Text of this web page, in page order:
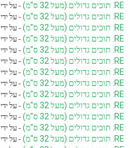
RE: תוכים גדולים (מעל 32 ס"מ) - על ידי
RE: תוכים גדולים (מעל 32 ס"מ) - על ידי
RE: תוכים גדולים (מעל 32 ס"מ) - על ידי
RE: תוכים גדולים (מעל 32 ס"מ) - על ידי
RE: תוכים גדולים (מעל 32 ס"מ) - על ידי
RE: תוכים גדולים (מעל 32 ס"מ) - על ידי
RE: תוכים גדולים (מעל 32 ס"מ) - על ידי
RE: תוכים גדולים (מעל 32 ס"מ) - על ידי
RE: תוכים גדולים (מעל 32 ס"מ) - על ידי
RE: תוכים גדולים (מעל 32 ס"מ) - על ידי
RE: תוכים גדולים (מעל 32 ס"מ) - על ידי
RE: תוכים גדולים (מעל 32 ס"מ) - על ידי
RE: תוכים גדולים (מעל 32 ס"מ) - על ידי